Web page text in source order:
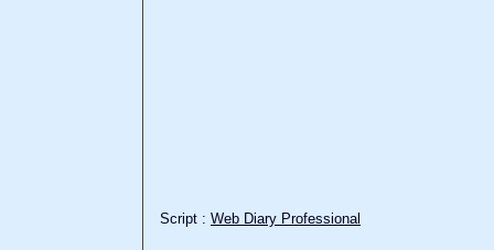
Script : Web Diary Professional